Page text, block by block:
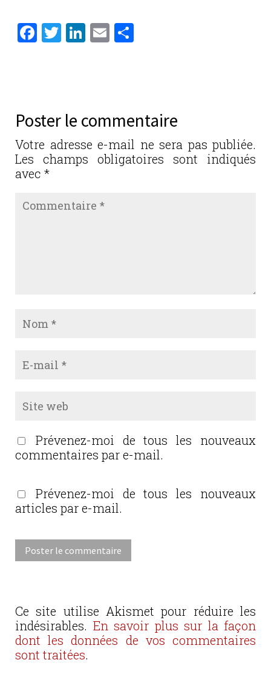
F
b
o
o
k
T
r
Li
n
E
er
Poster le commentaire
Votre adresse e-mail ne sera pas publiée.
Les champs obligatoires sont indiqués
avec *
Prévenez-moi de tous les nouveaux
commentaires par e-mail.
Prévenez-moi de tous les nouveaux
articles par e-mail.
Ce site utilise Akismet pour réduire les
indésirables. En savoir plus sur la façon
dont les données de vos commentaires
sont traitées.